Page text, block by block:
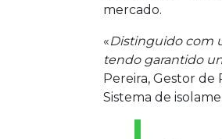
mercado.
«Distinguido com
tendo garantido
Pereira, Gestor de
Sistema de